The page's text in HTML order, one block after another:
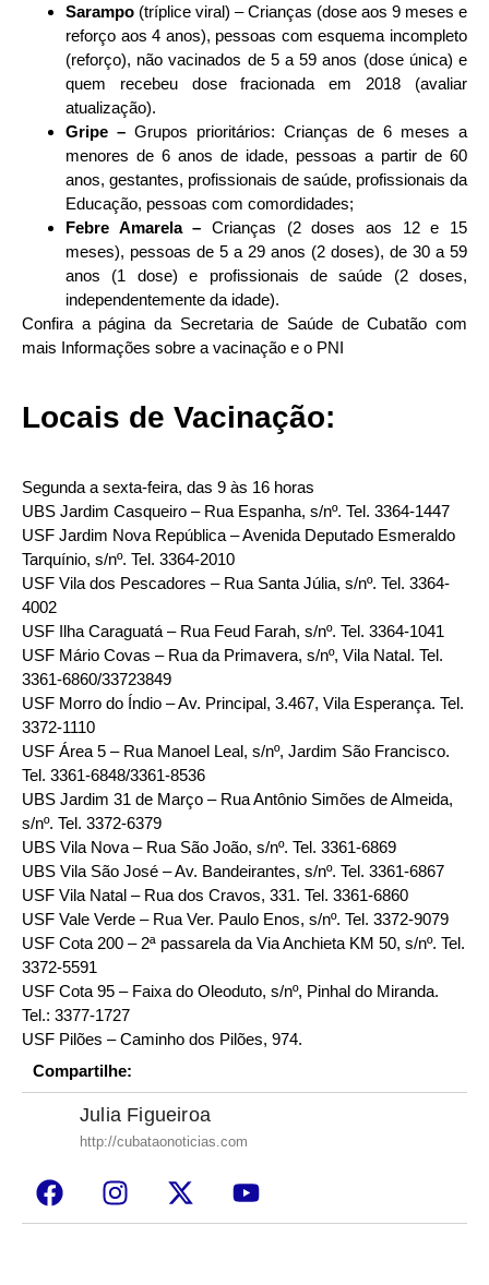
Sarampo (tríplice viral) – Crianças (dose aos 9 meses e
reforço aos 4 anos), pessoas com esquema incompleto
(reforço), não vacinados de 5 a 59 anos (dose única) e
quem recebeu dose fracionada em 2018 (avaliar
atualização).
Gripe – Grupos prioritários: Crianças de 6 meses a
menores de 6 anos de idade, pessoas a partir de 60
anos, gestantes, profissionais de saúde, profissionais da
Educação, pessoas com comordidades;
Febre Amarela – Crianças (2 doses aos 12 e 15
meses), pessoas de 5 a 29 anos (2 doses), de 30 a 59
anos (1 dose) e profissionais de saúde (2 doses,
independentemente da idade).
Confira a página da Secretaria de Saúde de Cubatão com
mais Informações sobre a vacinação e o PNI
Locais de Vacinação:
Segunda a sexta-feira, das 9 às 16 horas
UBS Jardim Casqueiro – Rua Espanha, s/nº. Tel. 3364-1447
USF Jardim Nova República – Avenida Deputado Esmeraldo
Tarquínio, s/nº. Tel. 3364-2010
USF Vila dos Pescadores – Rua Santa Júlia, s/nº. Tel. 3364-
4002
USF Ilha Caraguatá – Rua Feud Farah, s/nº. Tel. 3364-1041
USF Mário Covas – Rua da Primavera, s/nº, Vila Natal. Tel.
3361-6860/33723849
USF Morro do Índio – Av. Principal, 3.467, Vila Esperança. Tel.
3372-1110
USF Área 5 – Rua Manoel Leal, s/nº, Jardim São Francisco.
Tel. 3361-6848/3361-8536
UBS Jardim 31 de Março – Rua Antônio Simões de Almeida,
s/nº. Tel. 3372-6379
UBS Vila Nova – Rua São João, s/nº. Tel. 3361-6869
UBS Vila São José – Av. Bandeirantes, s/nº. Tel. 3361-6867
USF Vila Natal – Rua dos Cravos, 331. Tel. 3361-6860
USF Vale Verde – Rua Ver. Paulo Enos, s/nº. Tel. 3372-9079
USF Cota 200 – 2ª passarela da Via Anchieta KM 50, s/nº. Tel.
3372-5591
USF Cota 95 – Faixa do Oleoduto, s/nº, Pinhal do Miranda.
Tel.: 3377-1727
USF Pilões – Caminho dos Pilões, 974.
Compartilhe:
Julia Figueiroa
http://cubataonoticias.com